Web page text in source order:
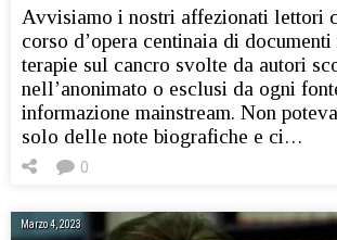
Avvisiamo i nostri affezionati lettori
corso d’opera centinaia di
terapie sul cancro svolte da autori
nell’anonimato o esclusi da ogni
informazione mainstream. Non
solo delle note biografiche e ci…
0
Marzo 4, 2023